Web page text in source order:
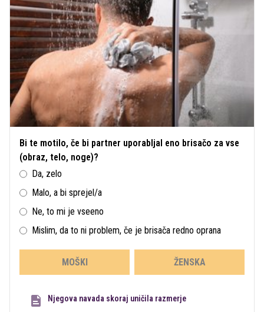
Bi te motilo, če bi partner uporabljal eno brisačo za vse
(obraz, telo, noge)?
Da, zelo
Malo, a bi sprejel/a
Ne, to mi je vseeno
Mislim, da to ni problem, če je brisača redno oprana
MOŠKI ŽENSKA
Njegova navada skoraj uničila razmerje